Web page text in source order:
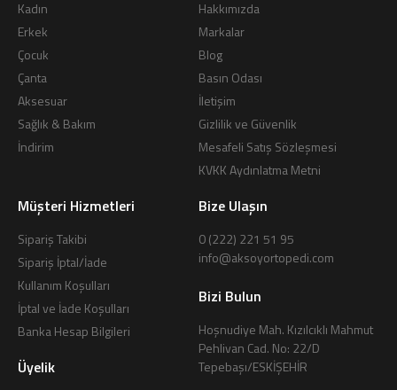
Kadın
Erkek
Çocuk
Çanta
Aksesuar
Sağlık & Bakım
İndirim
Hakkımızda
Markalar
Blog
Basın Odası
İletişim
Gizlilik ve Güvenlik
Mesafeli Satış Sözleşmesi
KVKK Aydınlatma Metni
Müşteri Hizmetleri
Sipariş Takibi
Sipariş İptal/İade
Kullanım Koşulları
İptal ve İade Koşulları
Banka Hesap Bilgileri
Üyelik
Bize Ulaşın
0 (222) 221 51 95
info@aksoyortopedi.com
Bizi Bulun
Hoşnudiye Mah. Kızılcıklı Mahmut
Pehlivan Cad. No: 22/D
Tepebaşı/ESKİŞEHİR